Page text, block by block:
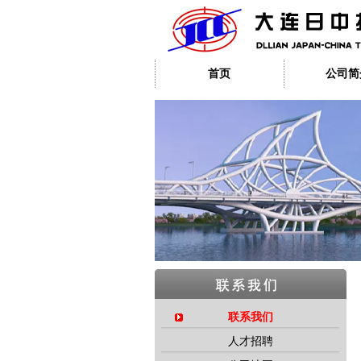
首页 公司
联系我们
人才招聘